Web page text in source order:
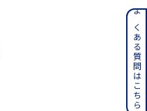
よくある質問はこちら